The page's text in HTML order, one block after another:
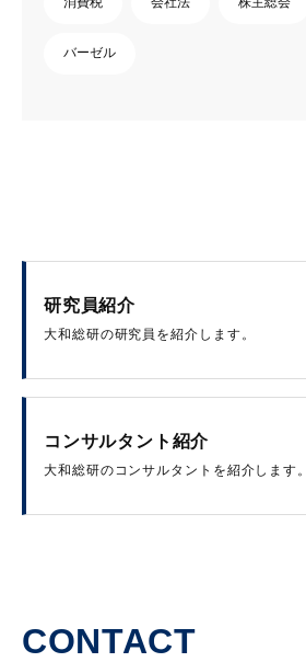
バーゼル
研究員紹介
大和総研の研究員を紹介します。
コンサルタント紹介
大和総研のコンサルタントを紹介します。
CONTACT